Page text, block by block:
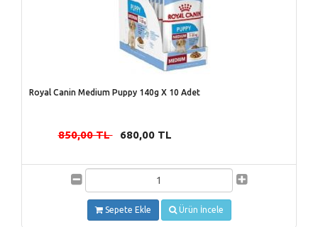
Royal Canin Medium Puppy 140g X 10 Adet
850,00 TL- 680,00 TL
Sepete Ekle Ürün İncele